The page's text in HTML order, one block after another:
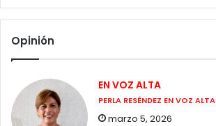
Opinión
EN VOZ ALTA
PERLA RESÉNDEZ EN VOZ ALTA
marzo 5, 2026